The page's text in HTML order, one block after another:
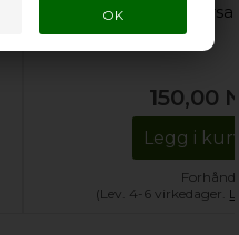
Termometer, universal
kjøl og frys (digital)
150,00
Legg i
(Lev. 4-6 virkedager.